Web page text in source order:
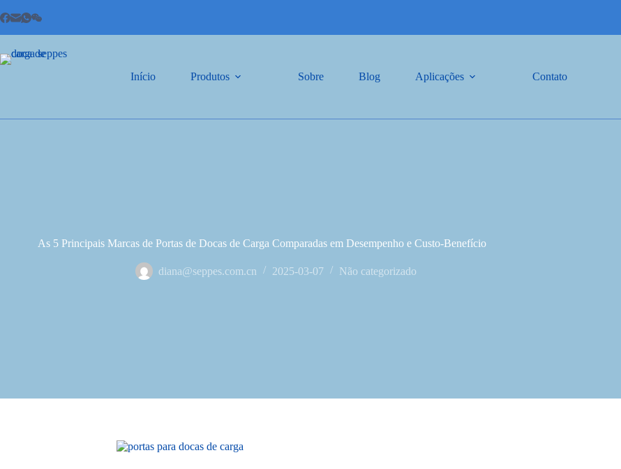
Início Produtos Sobre Blog Aplicações Contato
As 5 Principais Marcas de Portas de Docas de Carga Comparadas em Desempenho e Custo-Benefício
diana@seppes.com.cn 2025-03-07 Não categorizado